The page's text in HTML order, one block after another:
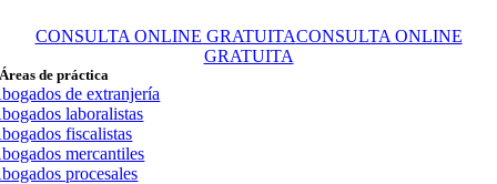
CONSULTA ONLINE GRATUITACONSULTA ONLINE
GRATUITA
Áreas de práctica
de extranjería
laboralistas
fiscalistas
mercantiles
procesales